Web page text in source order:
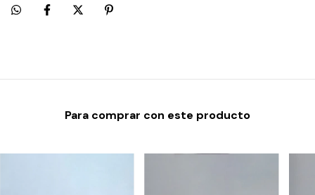
Para comprar con este producto